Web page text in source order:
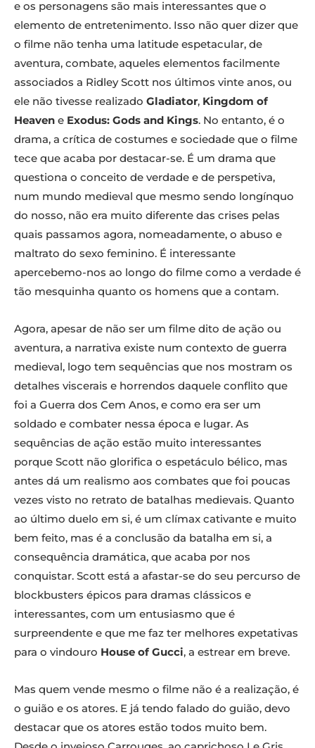
e os personagens são mais interessantes que o
elemento de entretenimento. Isso não quer dizer que
o filme não tenha uma latitude espetacular, de
aventura, combate, aqueles elementos facilmente
associados a Ridley Scott nos últimos vinte anos, ou
ele não tivesse realizado Gladiator, Kingdom of
Heaven e Exodus: Gods and Kings. No entanto, é o
drama, a crítica de costumes e sociedade que o filme
tece que acaba por destacar-se. É um drama que
questiona o conceito de verdade e de perspetiva,
num mundo medieval que mesmo sendo longínquo
do nosso, não era muito diferente das crises pelas
quais passamos agora, nomeadamente, o abuso e
maltrato do sexo feminino. É interessante
apercebemo-nos ao longo do filme como a verdade é
tão mesquinha quanto os homens que a contam.
Agora, apesar de não ser um filme dito de ação ou
aventura, a narrativa existe num contexto de guerra
medieval, logo tem sequências que nos mostram os
detalhes viscerais e horrendos daquele conflito que
foi a Guerra dos Cem Anos, e como era ser um
soldado e combater nessa época e lugar. As
sequências de ação estão muito interessantes
porque Scott não glorifica o espetáculo bélico, mas
antes dá um realismo aos combates que foi poucas
vezes visto no retrato de batalhas medievais. Quanto
ao último duelo em si, é um clímax cativante e muito
bem feito, mas é a conclusão da batalha em si, a
consequência dramática, que acaba por nos
conquistar. Scott está a afastar-se do seu percurso de
blockbusters épicos para dramas clássicos e
interessantes, com um entusiasmo que é
surpreendente e que me faz ter melhores expetativas
para o vindouro House of Gucci, a estrear em breve.
Mas quem vende mesmo o filme não é a realização, é
o guião e os atores. E já tendo falado do guião, devo
destacar que os atores estão todos muito bem.